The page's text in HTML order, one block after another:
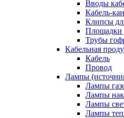
Вводы
Кабель-
Клипсы
Площадки
Трубы
Кабельная
Кабель
Провод
Лампы
Лампы
Лампы
Лампы
Лампы